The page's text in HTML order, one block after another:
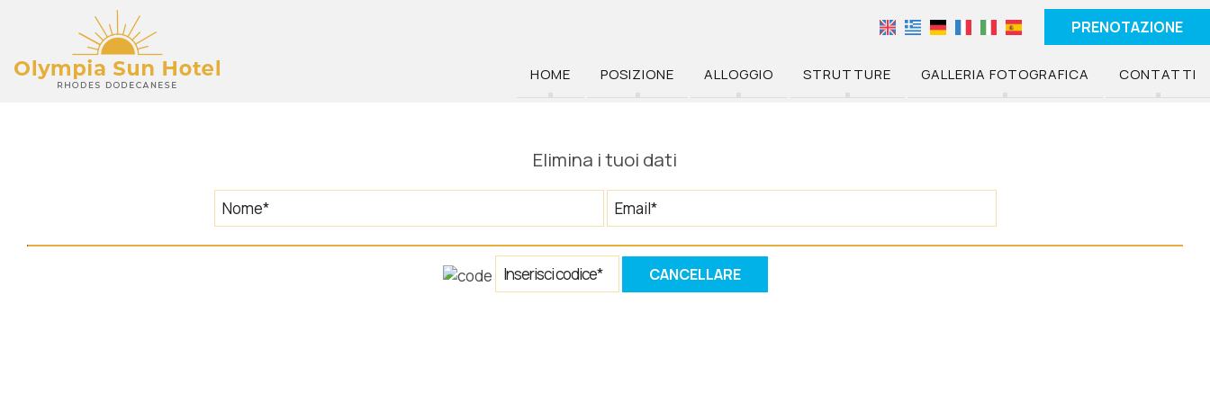
PRENOTAZIONE
HOME POSIZIONE ALLOGGIO STRUTTURE GALLERIA FOTOGRAFICA CONTATTI
Elimina i tuoi dati
CANCELLARE